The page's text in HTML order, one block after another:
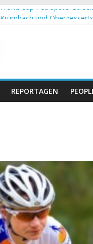
World Cup Petropolis:
REPORTAGEN